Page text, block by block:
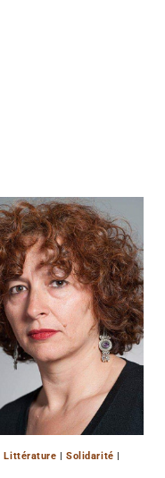
Littérature |Solidarité